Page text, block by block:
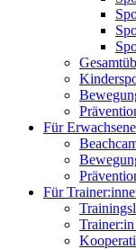
Für Erwachsene
Für